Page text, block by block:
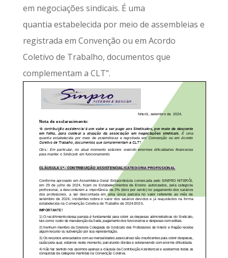
em negociações sindicais. É uma
quantia estabelecida por meio de assembleias e
registrada em Convenção ou em Acordo
Coletivo de Trabalho, documentos que
complementam a CLT”.